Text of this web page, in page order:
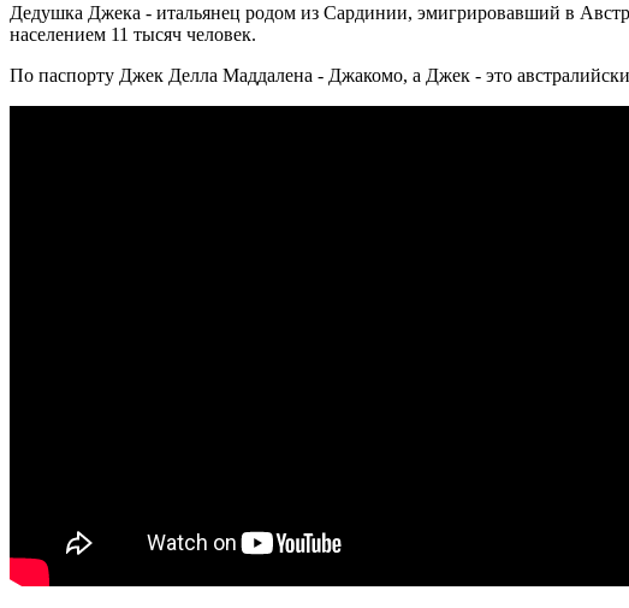
Дедушка Джека - итальянец родом из Сардинии, эмигрировавший в
населением 11 тысяч человек.
По паспорту Джек Делла Маддалена - Джакомо, а Джек - это